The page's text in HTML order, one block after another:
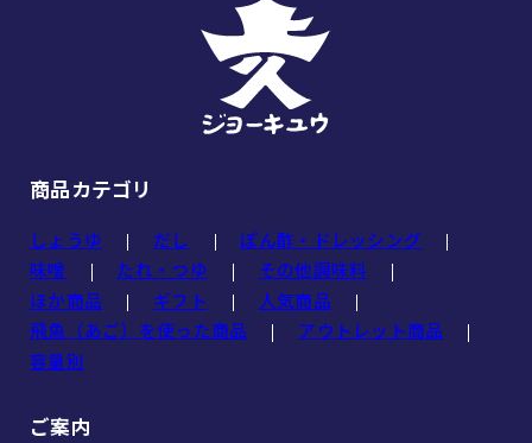
商品カテゴリ
しょうゆ だし
ぽん酢・ドレッシング
味噌
たれ・つゆ
その他調味料
ほか商品
ギフト
人気商品
飛魚（あご）を使った商品
アウトレット商品
容量別
ご案内